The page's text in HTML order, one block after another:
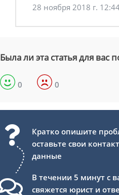
28 ноября 2018 г.
Была ли эта статья для вас
0 0
Кратко опишите
оставьте свои
данные
В течении 5 минут с
свяжется юрист и